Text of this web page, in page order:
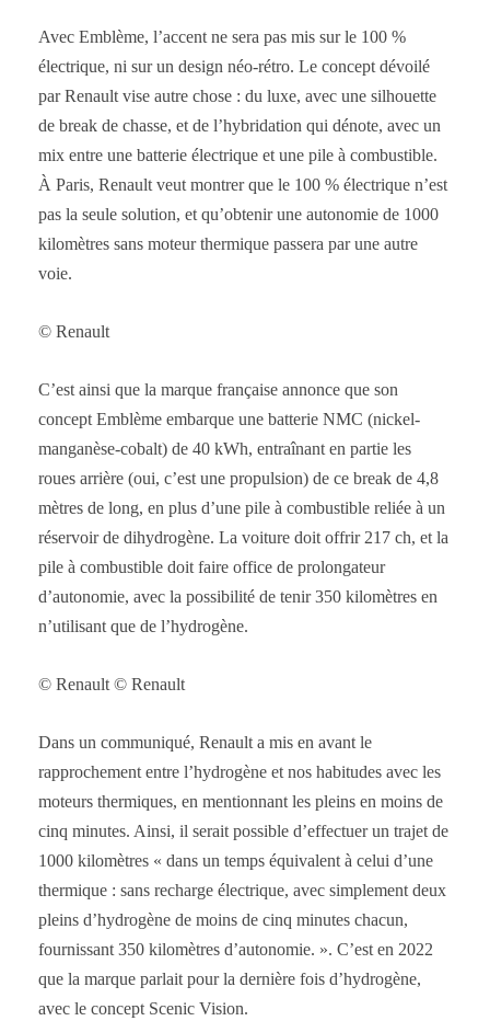
Avec Emblème, l’accent ne sera pas mis sur le 100 %
électrique, ni sur un design néo-rétro. Le concept dévoilé
par Renault vise autre chose : du luxe, avec une silhouette
de break de chasse, et de l’hybridation qui dénote, avec un
mix entre une batterie électrique et une pile à combustible.
À Paris, Renault veut montrer que le 100 % électrique n’est
pas la seule solution, et qu’obtenir une autonomie de 1000
kilomètres sans moteur thermique passera par une autre
voie.
© Renault
C’est ainsi que la marque française annonce que son
concept Emblème embarque une batterie NMC (nickel-
manganèse-cobalt) de 40 kWh, entraînant en partie les
roues arrière (oui, c’est une propulsion) de ce break de 4,8
mètres de long, en plus d’une pile à combustible reliée à un
réservoir de dihydrogène. La voiture doit offrir 217 ch, et la
pile à combustible doit faire office de prolongateur
d’autonomie, avec la possibilité de tenir 350 kilomètres en
n’utilisant que de l’hydrogène.
© Renault © Renault
Dans un communiqué, Renault a mis en avant le
rapprochement entre l’hydrogène et nos habitudes avec les
moteurs thermiques, en mentionnant les pleins en moins de
cinq minutes. Ainsi, il serait possible d’effectuer un trajet de
1000 kilomètres « dans un temps équivalent à celui d’une
thermique : sans recharge électrique, avec simplement deux
pleins d’hydrogène de moins de cinq minutes chacun,
fournissant 350 kilomètres d’autonomie. ». C’est en 2022
que la marque parlait pour la dernière fois d’hydrogène,
avec le concept Scenic Vision.